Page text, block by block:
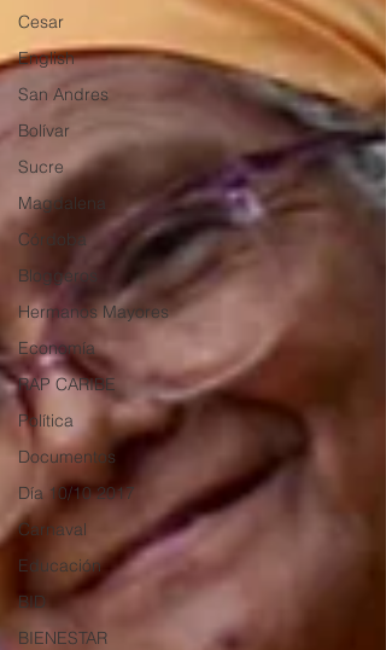
Cesar
English
San Andres
Bolívar
Sucre
Magdalena
Córdoba
Bloggeros
Hermanos Mayores
Economía
RAP CARIBE
Política
Documentos
Día 10/10 2017
Carnaval
Educación
BID
BIENESTAR